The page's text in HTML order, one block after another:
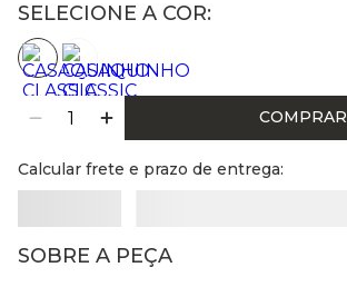
SELECIONE A COR:
COMPRAR
Calcular frete e prazo de entrega:
SOBRE A PEÇA